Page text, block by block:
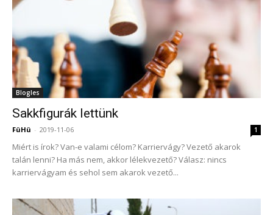
Blogles
Sakkfigurák lettünk
FüHü - 2019-11-06 1
Miért is írok? Van-e valami célom? Karriervágy? Vezető akarok
talán lenni? Ha más nem, akkor lélekvezető? Válasz: nincs
karriervágyam és sehol sem akarok vezető...